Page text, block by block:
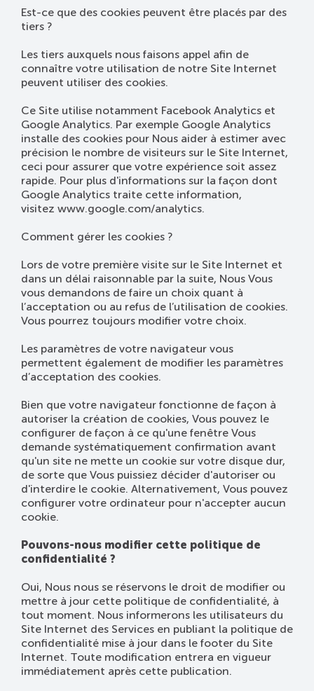
Est-ce que des cookies peuvent être placés par des
tiers ?
Les tiers auxquels nous faisons appel afin de
connaître votre utilisation de notre Site Internet
peuvent utiliser des cookies.
Ce Site utilise notamment Facebook Analytics et
Google Analytics. Par exemple Google Analytics
installe des cookies pour Nous aider à estimer avec
précision le nombre de visiteurs sur le Site Internet,
ceci pour assurer que votre expérience soit assez
rapide. Pour plus d'informations sur la façon dont
Google Analytics traite cette information,
visitez www.google.com/analytics.
Comment gérer les cookies ?
Lors de votre première visite sur le Site Internet et
dans un délai raisonnable par la suite, Nous Vous
vous demandons de faire un choix quant à
l’acceptation ou au refus de l’utilisation de cookies.
Vous pourrez toujours modifier votre choix.
Les paramètres de votre navigateur vous
permettent également de modifier les paramètres
d’acceptation des cookies.
Bien que votre navigateur fonctionne de façon à
autoriser la création de cookies, Vous pouvez le
configurer de façon à ce qu'une fenêtre Vous
demande systématiquement confirmation avant
qu'un site ne mette un cookie sur votre disque dur,
de sorte que Vous puissiez décider d'autoriser ou
d'interdire le cookie. Alternativement, Vous pouvez
configurer votre ordinateur pour n'accepter aucun
cookie.
Pouvons-nous modifier cette politique de
confidentialité ?
Oui, Nous nous se réservons le droit de modifier ou
mettre à jour cette politique de confidentialité, à
tout moment. Nous informerons les utilisateurs du
Site Internet des Services en publiant la politique de
confidentialité mise à jour dans le footer du Site
Internet. Toute modification entrera en vigueur
immédiatement après cette publication.